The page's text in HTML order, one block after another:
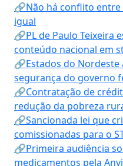
🔗Não há conflito
igual
🔗PL de Paulo Teixeira
conteúdo nacional em
🔗Estados do
segurança do governo
🔗Contratação de
redução da pobreza
🔗Sancionada lei que
comissionadas para o
🔗Primeira audiência
medicamentos pela